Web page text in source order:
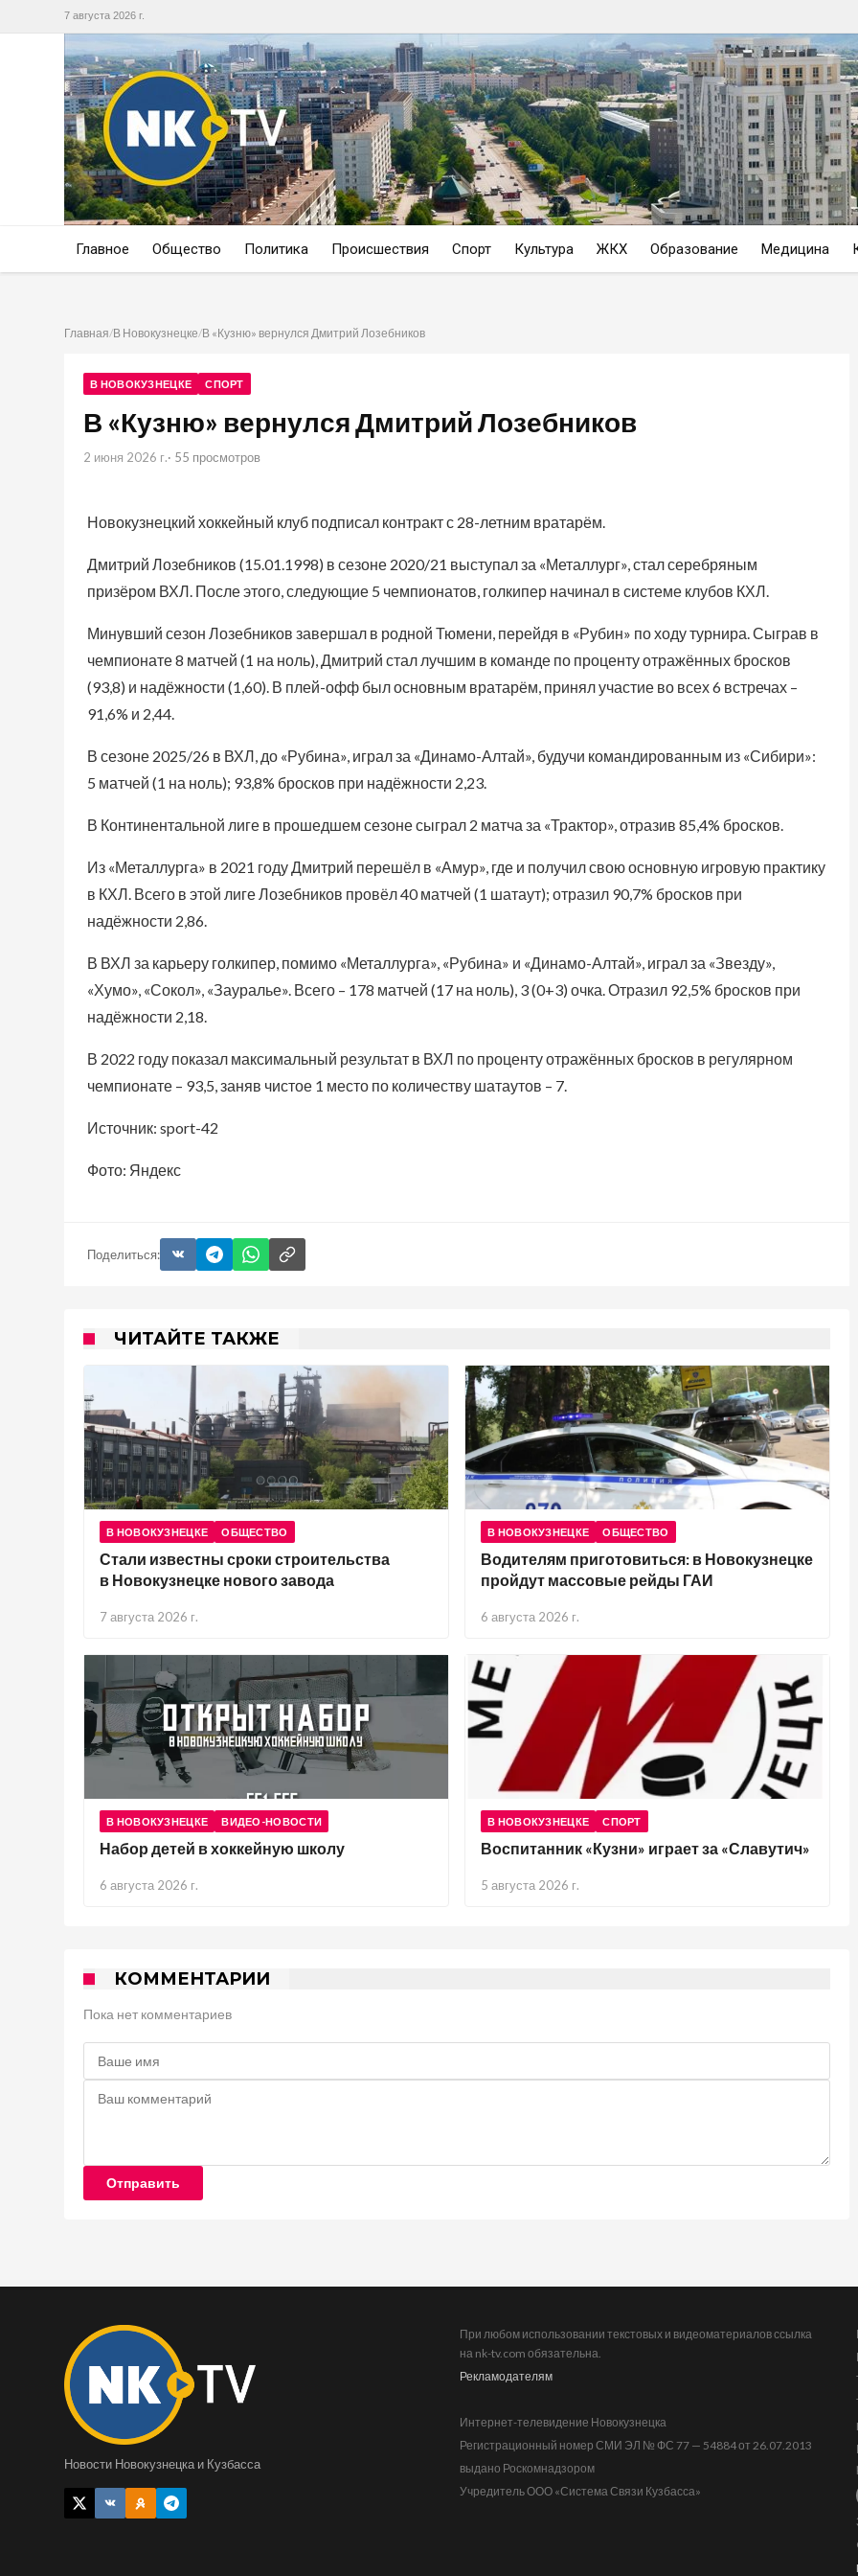
7 августа 2026 г.
Главное Общество Политика Происшествия Спорт Культура ЖКХ Образование Медицина
Главная/В Новокузнецке/В «Кузню» вернулся Дмитрий Лозебников
В НОВОКУЗНЕЦКЕ СПОРТ
В «Кузню» вернулся Дмитрий Лозебников
2 июня 2026 г.· 55 просмотров
Новокузнецкий хоккейный клуб подписал контракт с 28-летним вратарём.
Дмитрий Лозебников (15.01.1998) в сезоне 2020/21 выступал за «Металлург», стал серебряным
призёром ВХЛ. После этого, следующие 5 чемпионатов, голкипер начинал в системе клубов КХЛ.
Минувший сезон Лозебников завершал в родной Тюмени, перейдя в «Рубин» по ходу турнира. Сыграв в
чемпионате 8 матчей (1 на ноль), Дмитрий стал лучшим в команде по проценту отражённых бросков
(93,8) и надёжности (1,60). В плей-офф был основным вратарём, принял участие во всех 6 встречах –
91,6% и 2,44.
В сезоне 2025/26 в ВХЛ, до «Рубина», играл за «Динамо-Алтай», будучи командированным из «Сибири»:
5 матчей (1 на ноль); 93,8% бросков при надёжности 2,23.
В Континентальной лиге в прошедшем сезоне сыграл 2 матча за «Трактор», отразив 85,4% бросков.
Из «Металлурга» в 2021 году Дмитрий перешёл в «Амур», где и получил свою основную игровую практику
в КХЛ. Всего в этой лиге Лозебников провёл 40 матчей (1 шатаут); отразил 90,7% бросков при
надёжности 2,86.
В ВХЛ за карьеру голкипер, помимо «Металлурга», «Рубина» и «Динамо-Алтай», играл за «Звезду»,
«Хумо», «Сокол», «Зауралье». Всего – 178 матчей (17 на ноль), 3 (0+3) очка. Отразил 92,5% бросков при
надёжности 2,18.
В 2022 году показал максимальный результат в ВХЛ по проценту отражённых бросков в регулярном
чемпионате – 93,5, заняв чистое 1 место по количеству шатаутов – 7.
Источник: sport-42
Фото: Яндекс
Поделиться:
ЧИТАЙТЕ ТАКЖЕ
В НОВОКУЗНЕЦКЕ ОБЩЕСТВО
Стали известны сроки строительства
в Новокузнецке нового завода
7 августа 2026 г.
В НОВОКУЗНЕЦКЕ ОБЩЕСТВО
Водителям приготовиться: в Новокузнецке
пройдут массовые рейды ГАИ
6 августа 2026 г.
В НОВОКУЗНЕЦКЕ ВИДЕО-НОВОСТИ
Набор детей в хоккейную школу
6 августа 2026 г.
В НОВОКУЗНЕЦКЕ СПОРТ
Воспитанник «Кузни» играет за «Славутич»
5 августа 2026 г.
КОММЕНТАРИИ
Пока нет комментариев
Отправить
Новости Новокузнецка и Кузбасса
При любом использовании текстовых и видеоматериалов ссылка
на nk-tv.com обязательна.
Рекламодателям
Интернет-телевидение Новокузнецка
Регистрационный номер СМИ ЭЛ № ФС 77 — 54884 от 26.07.2013
выдано Роскомнадзором
Учредитель ООО «Система Связи Кузбасса»